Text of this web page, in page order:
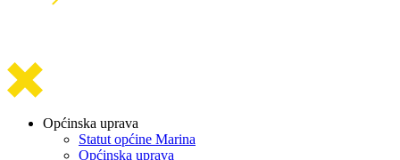
Općinska uprava
Statut općine Marina
Općinska uprava